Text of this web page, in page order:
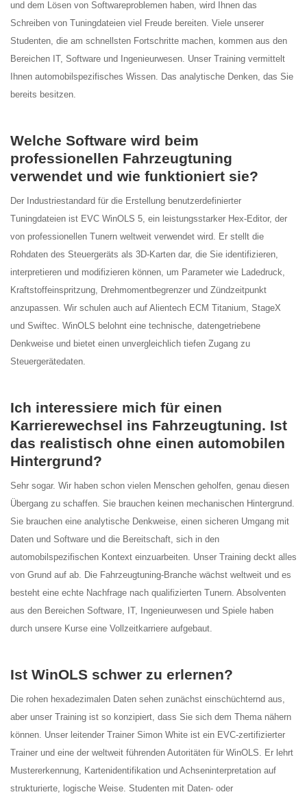
und dem Lösen von Softwareproblemen haben, wird Ihnen das
Schreiben von Tuningdateien viel Freude bereiten. Viele unserer
Studenten, die am schnellsten Fortschritte machen, kommen aus den
Bereichen IT, Software und Ingenieurwesen. Unser Training vermittelt
Ihnen automobilspezifisches Wissen. Das analytische Denken, das Sie
bereits besitzen.
Welche Software wird beim
professionellen Fahrzeugtuning
verwendet und wie funktioniert sie?
Der Industriestandard für die Erstellung benutzerdefinierter
Tuningdateien ist EVC WinOLS 5, ein leistungsstarker Hex-Editor, der
von professionellen Tunern weltweit verwendet wird. Er stellt die
Rohdaten des Steuergeräts als 3D-Karten dar, die Sie identifizieren,
interpretieren und modifizieren können, um Parameter wie Ladedruck,
Kraftstoffeinspritzung, Drehmomentbegrenzer und Zündzeitpunkt
anzupassen. Wir schulen auch auf Alientech ECM Titanium, StageX
und Swiftec. WinOLS belohnt eine technische, datengetriebene
Denkweise und bietet einen unvergleichlich tiefen Zugang zu
Steuergerätedaten.
Ich interessiere mich für einen
Karrierewechsel ins Fahrzeugtuning. Ist
das realistisch ohne einen automobilen
Hintergrund?
Sehr sogar. Wir haben schon vielen Menschen geholfen, genau diesen
Übergang zu schaffen. Sie brauchen keinen mechanischen Hintergrund.
Sie brauchen eine analytische Denkweise, einen sicheren Umgang mit
Daten und Software und die Bereitschaft, sich in den
automobilspezifischen Kontext einzuarbeiten. Unser Training deckt alles
von Grund auf ab. Die Fahrzeugtuning-Branche wächst weltweit und es
besteht eine echte Nachfrage nach qualifizierten Tunern. Absolventen
aus den Bereichen Software, IT, Ingenieurwesen und Spiele haben
durch unsere Kurse eine Vollzeitkarriere aufgebaut.
Ist WinOLS schwer zu erlernen?
Die rohen hexadezimalen Daten sehen zunächst einschüchternd aus,
aber unser Training ist so konzipiert, dass Sie sich dem Thema nähern
können. Unser leitender Trainer Simon White ist ein EVC-zertifizierter
Trainer und eine der weltweit führenden Autoritäten für WinOLS. Er lehrt
Mustererkennung, Kartenidentifikation und Achseninterpretation auf
strukturierte, logische Weise. Studenten mit Daten- oder